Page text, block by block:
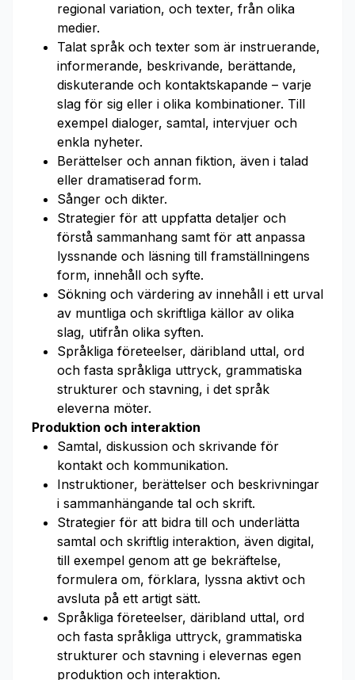
regional variation, och texter, från olika
medier.
Talat språk och texter som är instruerande,
informerande, beskrivande, berättande,
diskuterande och kontaktskapande – varje
slag för sig eller i olika kombinationer. Till
exempel dialoger, samtal, intervjuer och
enkla nyheter.
Berättelser och annan fiktion, även i talad
eller dramatiserad form.
Sånger och dikter.
Strategier för att uppfatta detaljer och
förstå sammanhang samt för att anpassa
lyssnande och läsning till framställningens
form, innehåll och syfte.
Sökning och värdering av innehåll i ett urval
av muntliga och skriftliga källor av olika
slag, utifrån olika syften.
Språkliga företeelser, däribland uttal, ord
och fasta språkliga uttryck, grammatiska
strukturer och stavning, i det språk
eleverna möter.
Produktion och interaktion
Samtal, diskussion och skrivande för
kontakt och kommunikation.
Instruktioner, berättelser och beskrivningar
i sammanhängande tal och skrift.
Strategier för att bidra till och underlätta
samtal och skriftlig interaktion, även digital,
till exempel genom att ge bekräftelse,
formulera om, förklara, lyssna aktivt och
avsluta på ett artigt sätt.
Språkliga företeelser, däribland uttal, ord
och fasta språkliga uttryck, grammatiska
strukturer och stavning i elevernas egen
produktion och interaktion.